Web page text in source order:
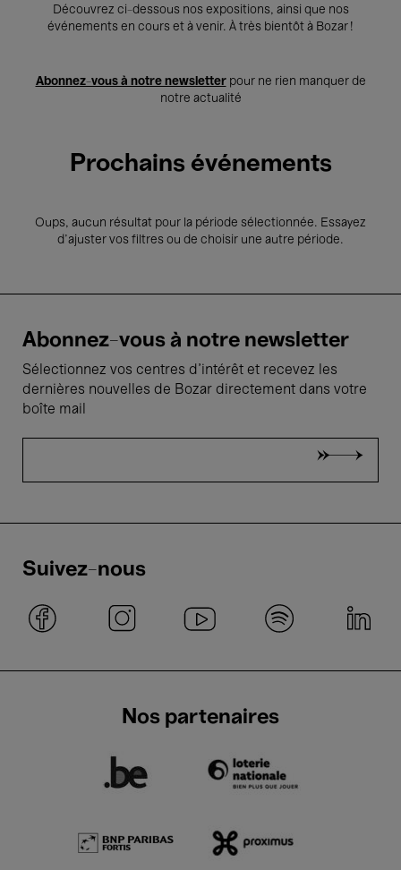
Découvrez ci-dessous nos expositions, ainsi que nos
événements en cours et à venir. À très bientôt à Bozar !
Abonnez-vous à notre newsletterpour ne rien manquer de
notre actualité
Prochains événements
Oups, aucun résultat pour la période sélectionnée. Essayez
d’ajuster vos filtres ou de choisir une autre période.
Abonnez-vous à notre newsletter
Sélectionnez vos centres d'intérêt et recevez les
dernières nouvelles de Bozar directement dans votre
boîte mail
Suivez-nous
Nos partenaires